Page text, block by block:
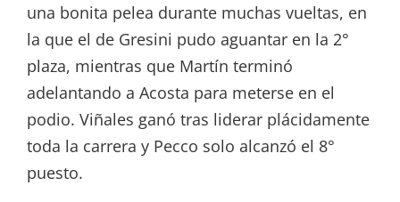
una bonita pelea durante muchas vueltas, en
la que el de Gresini pudo aguantar en la 2°
plaza, mientras que Martín terminó
adelantando a Acosta para meterse en el
podio. Viñales ganó tras liderar plácidamente
toda la carrera y Pecco solo alcanzó el 8°
puesto.